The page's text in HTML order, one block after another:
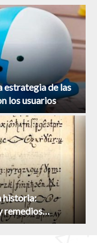
estrategia de las
los usuarios
historia:
remedios